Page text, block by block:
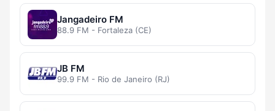
Jangadeiro FM
88.9 FM - Fortaleza (CE)
JB FM
99.9 FM - Rio de Janeiro (RJ)